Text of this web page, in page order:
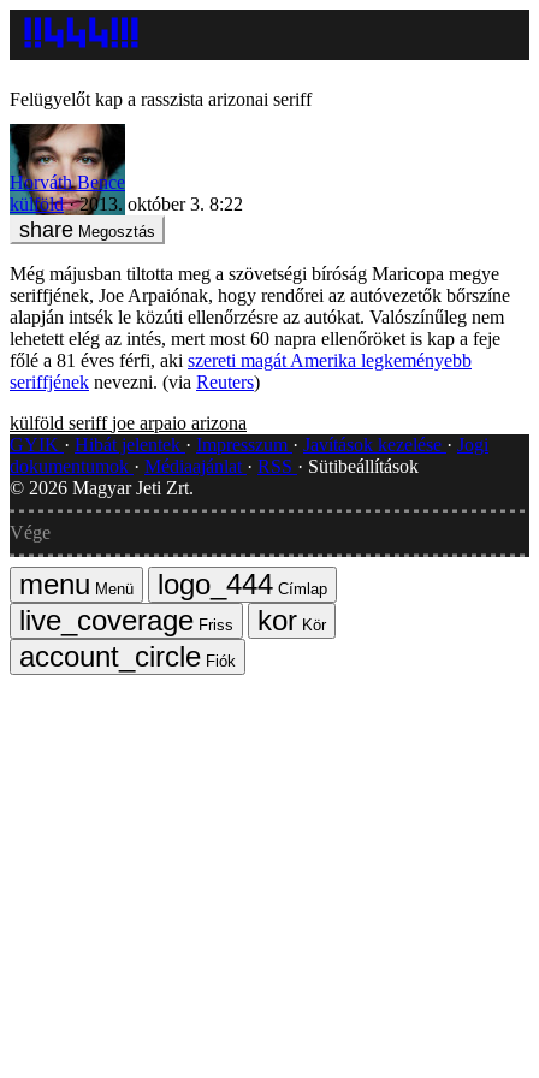
Felügyelőt kap a rasszista arizonai seriff
Horváth Bence
külföld
2013. október 3. 8:22
Megosztás
Még májusban tiltotta meg a szövetségi bíróság Maricopa megye
seriffjének, Joe Arpaiónak, hogy rendőrei az autóvezetők bőrszíne
alapján intsék le közúti ellenőrzésre az autókat. Valószínűleg nem
lehetett elég az intés, mert most 60 napra ellenőröket is kap a feje
főlé a 81 éves férfi, aki szereti magát Amerika legkeményebb
seriffjének nevezni. (via Reuters)
külföld seriff joe arpaio arizona
GYIK
Hibát jelentek Impresszum Javítások kezelése
Jogi
dokumentumok
Médiaajánlat RSS
Sütibeállítások
© 2026 Magyar Jeti Zrt.
Vége
Menü
Címlap
Friss
Kör
Fiók